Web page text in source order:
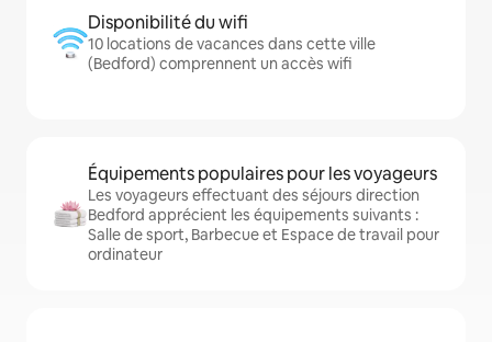
Disponibilité du wifi
10 locations de vacances dans cette ville
(Bedford) comprennent un accès wifi
Équipements populaires pour les voyageurs
Les voyageurs effectuant des séjours direction
Bedford apprécient les équipements suivants :
Salle de sport, Barbecue et Espace de travail pour
ordinateur